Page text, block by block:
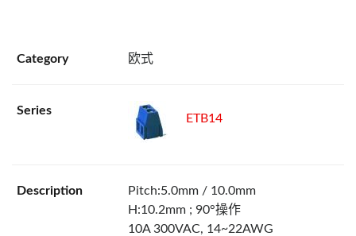
欧式
ETB14
Pitch:5.0mm / 10.0mm
H:10.2mm ; 90°操作
10A 300VAC, 14~22AWG